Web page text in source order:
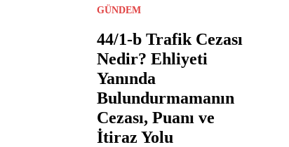
GÜNDEM
44/1-b Trafik Cezası
Nedir? Ehliyeti
Yanında
Bulundurmamanın
Cezası, Puanı ve
İtiraz Yolu